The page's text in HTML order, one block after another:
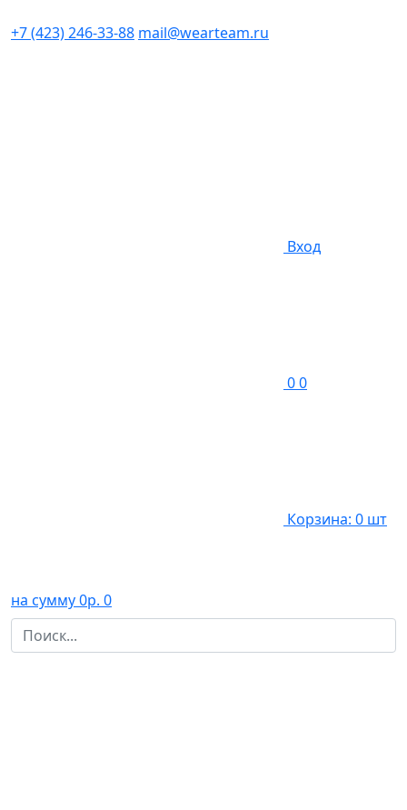
+7 (423) 246-33-88 mail@wearteam.ru
Вход
00
Корзина: 0 шт
на сумму 0р. 0